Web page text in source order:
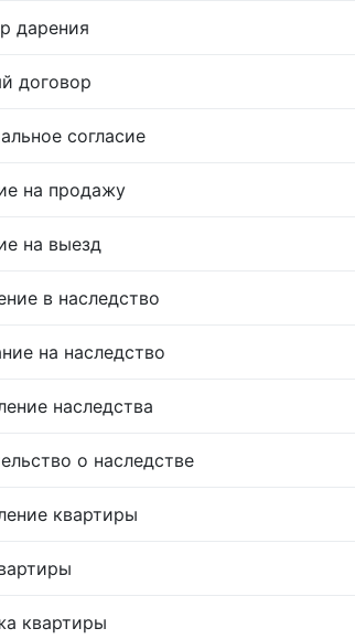
дарения
договор
согласие
на продажу
на выезд
в наследство
на наследство
наследства
о наследстве
квартиры
квартиры